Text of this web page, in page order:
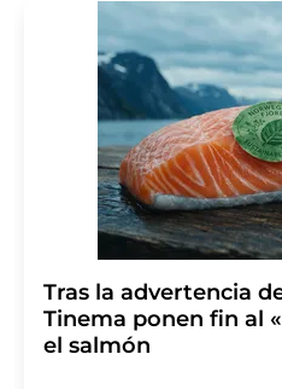
de indicar los motivos
LUMITOS AG, Ernst-Augustin-
(Alemania) o por correo
revoke@lumitos.com. Además,
electrónico se incluye un
suscripción al boletín
Tras la advertencia
Tinema ponen fin al
el salmón